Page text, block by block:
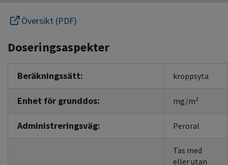
Översikt (PDF)
Doseringsaspekter
Beräkningssätt: kroppsyta
Enhet för grunddos: mg/m²
Administreringsväg: Peroral
Tas med
eller utan